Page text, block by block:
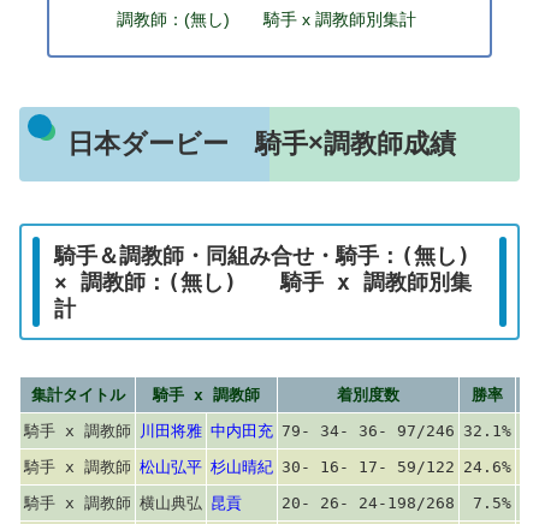
調教師：(無し) 騎手 x 調教師別集計
日本ダービー 騎手×調教師成績
騎手＆調教師・同組み合せ・騎手：(無し)
× 調教師：(無し) 騎手 x 調教師別集
計
集計タイトル 騎手 x 調教師 着別度数 勝率
騎手 x 調教師
川田将雅 中内田充 79- 34- 36- 97/246 32.1%
騎手 x 調教師 松山弘平 杉山晴紀 30- 16- 17- 59/122 24.6%
騎手 x 調教師 横山典弘 昆貢 20- 26- 24-198/268 7.5%